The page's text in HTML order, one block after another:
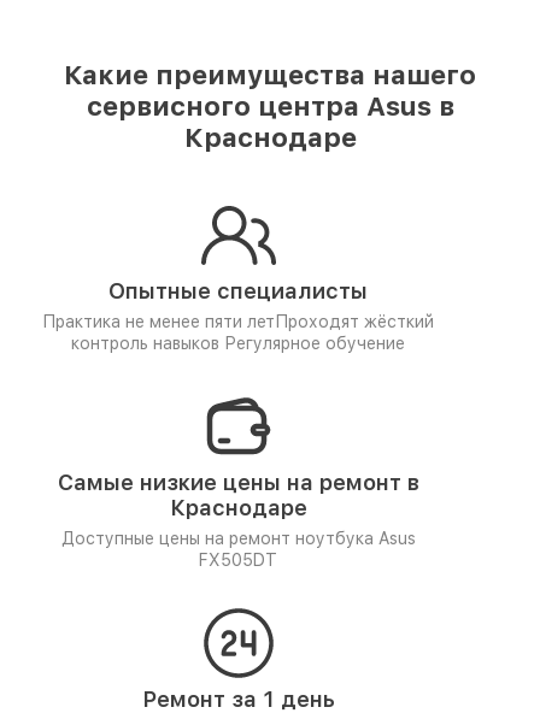
Какие преимущества нашего
сервисного центра Asus в
Краснодаре
Опытные специалисты
Практика не менее пяти лет Проходят жёсткий
контроль навыков Регулярное обучение
Самые низкие цены на ремонт в
Краснодаре
Доступные цены на ремонт ноутбука Asus
FX505DT
Ремонт за 1 день